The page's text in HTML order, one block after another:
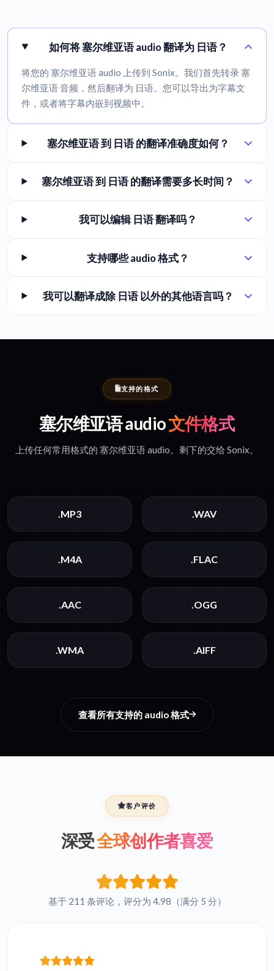
如何将 塞尔维亚语 audio 翻译为 日语？
将您的 塞尔维亚语 audio 上传到 Sonix。我们首先转录 塞
尔维亚语 音频，然后翻译为 日语。您可以导出为字幕文
件，或者将字幕内嵌到视频中。
塞尔维亚语 到 日语 的翻译准确度如何？
塞尔维亚语 到 日语 的翻译需要多长时间？
我可以编辑 日语 翻译吗？
支持哪些 audio 格式？
我可以翻译成除 日语 以外的其他语言吗？
支持的格式
塞尔维亚语 audio文件格式
上传任何常用格式的 塞尔维亚语 audio。剩下的交给 Sonix。
.MP3 .WAV
.M4A .FLAC
.AAC .OGG
.WMA .AIFF
查看所有支持的 audio 格式
客户评价
深受全球创作者喜爱
基于 211 条评论，评分为 4.98（满分 5 分）